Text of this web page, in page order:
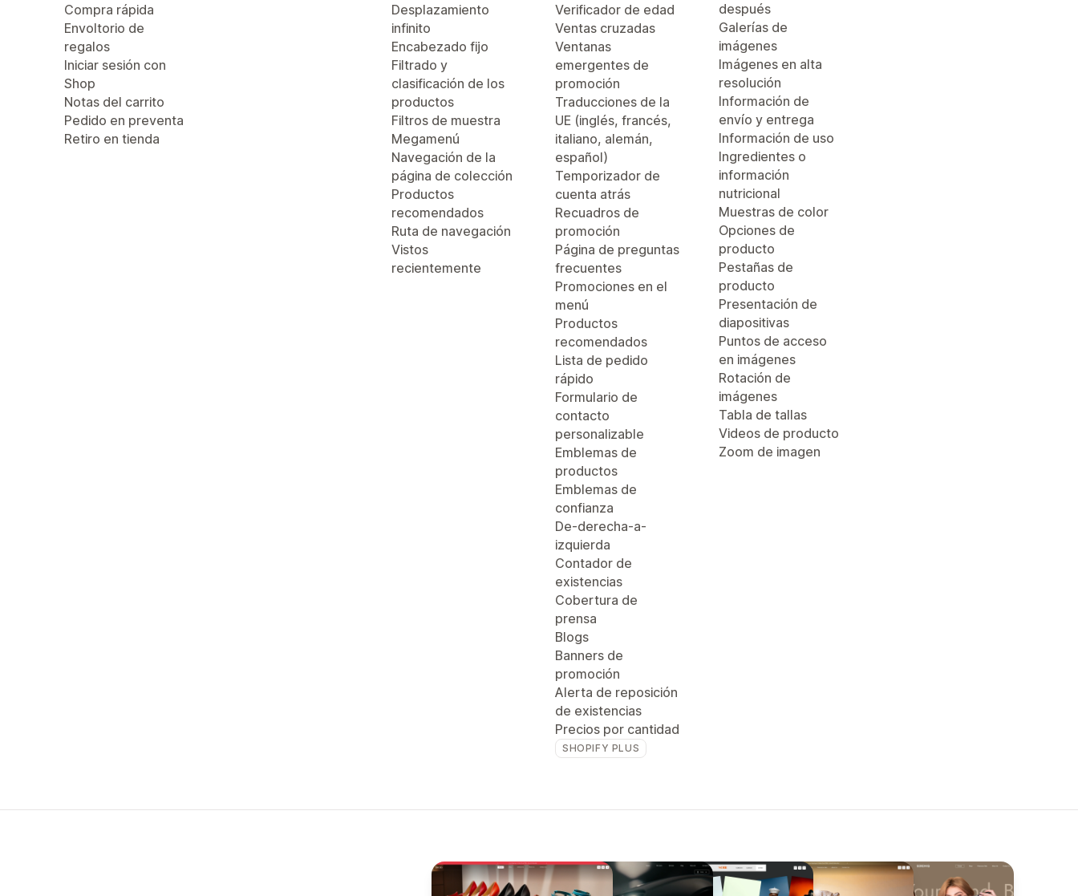
Compra rápida
Envoltorio de
regalos
Iniciar sesión con
Shop
Notas del carrito
Pedido en preventa
Retiro en tienda
Desplazamiento
infinito
Encabezado fijo
Filtrado y
clasificación de los
productos
Filtros de muestra
Megamenú
Navegación de la
página de colección
Productos
recomendados
Ruta de navegación
Vistos
recientemente
Verificador de edad
Ventas cruzadas
Ventanas
emergentes de
promoción
Traducciones de la
UE (inglés, francés,
italiano, alemán,
español)
Temporizador de
cuenta atrás
Recuadros de
promoción
Página de preguntas
frecuentes
Promociones en el
menú
Productos
recomendados
Lista de pedido
rápido
Formulario de
contacto
personalizable
Emblemas de
productos
Emblemas de
confianza
De-derecha-a-
izquierda
Contador de
existencias
Cobertura de
prensa
Blogs
Banners de
promoción
Alerta de reposición
de existencias
Precios por cantidad
SHOPIFY PLUS
después
Galerías de
imágenes
Imágenes en alta
resolución
Información de
envío y entrega
Información de uso
Ingredientes o
información
nutricional
Muestras de color
Opciones de
producto
Pestañas de
producto
Presentación de
diapositivas
Puntos de acceso
en imágenes
Rotación de
imágenes
Tabla de tallas
Videos de producto
Zoom de imagen